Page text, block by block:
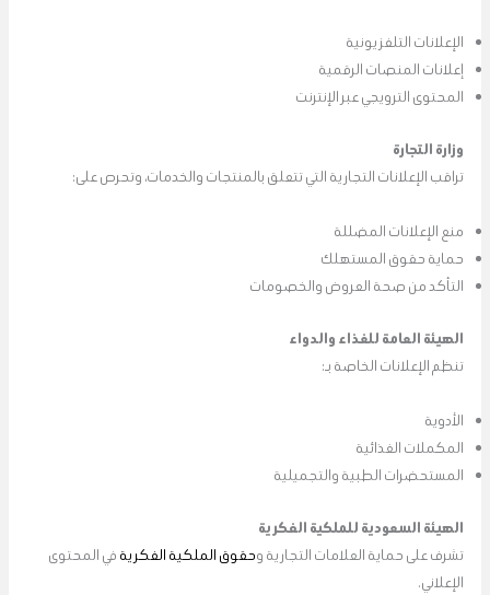
الإعلانات التلفزيونية
إعلانات المنصات الرقمية
المحتوى الترويجي عبر الإنترنت
وزارة التجارة
تراقب الإعلانات التجارية التي تتعلق بالمنتجات والخدمات، وتحرص على:
منع الإعلانات المضللة
حماية حقوق المستهلك
التأكد من صحة العروض والخصومات
الهيئة العامة للغذاء والدواء
تنظم الإعلانات الخاصة بـ:
الأدوية
المكملات الغذائية
المستحضرات الطبية والتجميلية
الهيئة السعودية للملكية الفكرية
تشرف على حماية العلامات التجارية وحقوق الملكية الفكرية في المحتوى
الإعلاني.